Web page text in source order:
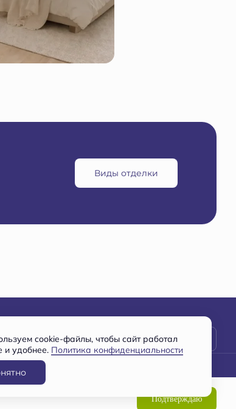
Виды отделки
Заявка на консультацию
Разработано
иООО СПЕЦИАЛИЗИРОВАННЫЙ ЗАСТРОЙЩИК "ВМУ-2"
Подтверждаю
cookie-файлы, чтобы сайт работал
и удобнее. Политика конфиденциальности